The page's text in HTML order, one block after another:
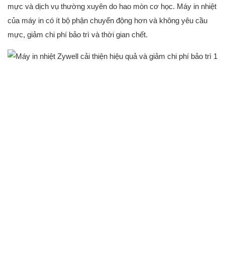
mực và dịch vụ thường xuyên do hao mòn cơ học. Máy in nhiệt
của máy in có ít bộ phận chuyển động hơn và không yêu cầu
mực, giảm chi phí bảo trì và thời gian chết.